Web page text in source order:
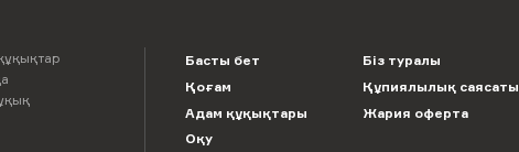
Басты бет
Қоғам
Адам құқықтары
Оқу
Біз туралы
Құпиялылық саясаты
Жария оферта